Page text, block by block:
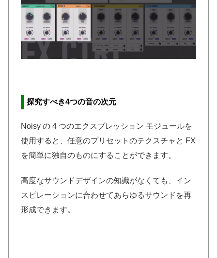
探究すべき4つの音の次元
Noisy の 4 つのエクスプレッション モジュールを
使用すると、任意のプリセットのテクスチャと FX
を簡単に独自のものにすることができます。
高度なサウンドデザインの知識がなくても、イン
スピレーションに合わせてあらゆるサウンドを再
形成できます。